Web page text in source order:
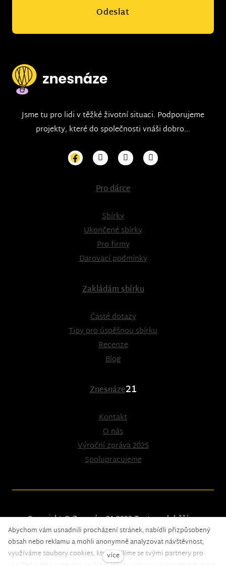
Odeslat
Jsme tu pro lidi v těžké životní situaci. Podporujeme
projekty, které do společnosti vnáši dobro...
Pro dárce
Sbírky
Ukončené sbírky
Pro firmy
Darovací podmínky
Zakládám sbírku
Časté dotazy
Tipy pro úspěšnou sbírku
Recenze
Blog
Znesnáze21
Kontakt
O nás
Výroční zpráva 2025
Spolupracujeme
Copyright © Znesnáze21 2023Tento web běží na
solidpixels.
Abychom vám usnadnili procházení stránek, nabídli přizpůsobený
obsah nebo reklamu a mohli anonymně analyzovat návštěvnost,
využíváme soubory cookies, které sdílíme se svými partnery pro
více